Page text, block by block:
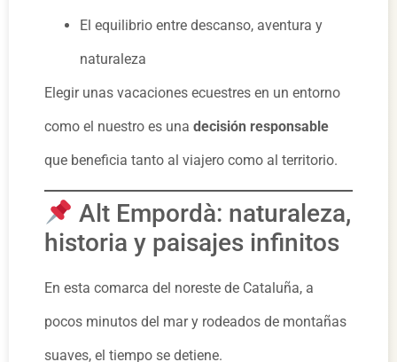
El equilibrio entre descanso, aventura y
naturaleza
Elegir unas vacaciones ecuestres en un entorno
como el nuestro es una decisión responsable
que beneficia tanto al viajero como al territorio.
Alt Empordà: naturaleza,
historia y paisajes infinitos
En esta comarca del noreste de Cataluña, a
pocos minutos del mar y rodeados de montañas
suaves, el tiempo se detiene.